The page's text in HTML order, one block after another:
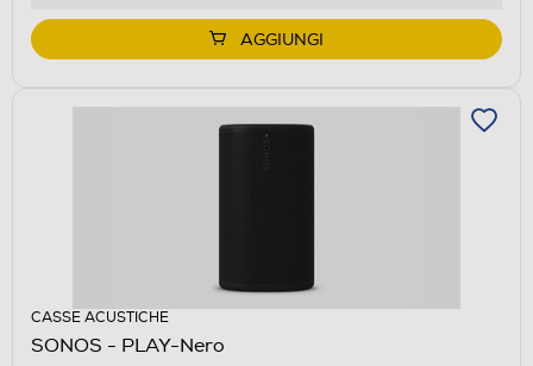
AGGIUNGI
CASSE ACUSTICHE
SONOS - PLAY-Nero